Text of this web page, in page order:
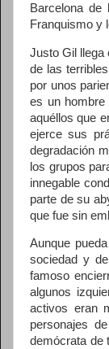
Barcelona de
Franquismo y
Justo Gil llega
de las
por unos
es un
aquéllos que
ejerce sus
degradación
los grupos
innegable
parte de su
que fue sin
Aunque
sociedad y
famoso
algunos
activos eran
personajes
demócrata de